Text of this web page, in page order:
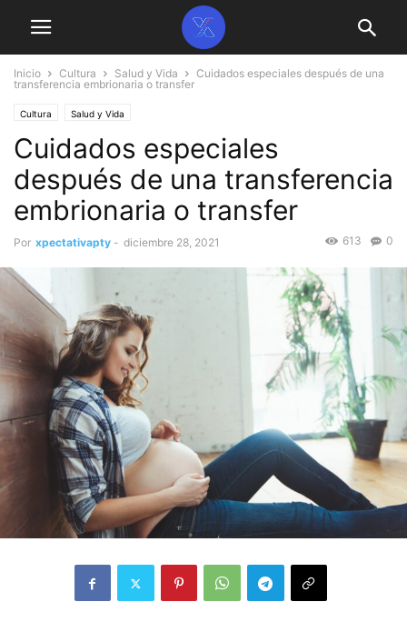
Inicio Cultura Salud y Vida
Cuidados especiales después de una
transferencia embrionaria o transfer
Cultura Salud y Vida
Cuidados especiales
después de una transferencia
embrionaria o transfer
Por xpectativapty - diciembre 28, 2021 0
613